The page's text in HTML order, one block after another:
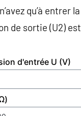
qu’à entrer
de sortie (U2)